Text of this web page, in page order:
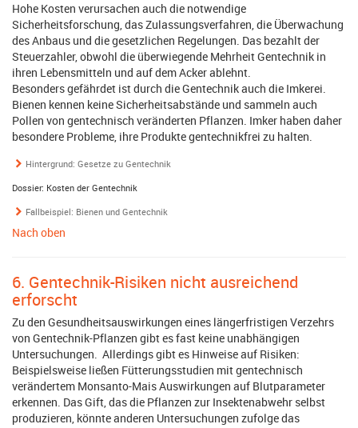
Hohe Kosten verursachen auch die notwendige
Sicherheitsforschung, das Zulassungsverfahren, die Überwachung
des Anbaus und die gesetzlichen Regelungen. Das bezahlt der
Steuerzahler, obwohl die überwiegende Mehrheit Gentechnik in
ihren Lebensmitteln und auf dem Acker ablehnt.
Besonders gefährdet ist durch die Gentechnik auch die Imkerei.
Bienen kennen keine Sicherheitsabstände und sammeln auch
Pollen von gentechnisch veränderten Pflanzen. Imker haben daher
besondere Probleme, ihre Produkte gentechnikfrei zu halten.
Hintergrund: Gesetze zu Gentechnik
Dossier: Kosten der Gentechnik
Fallbeispiel: Bienen und Gentechnik
Nach oben
6. Gentechnik-Risiken nicht ausreichend
erforscht
Zu den Gesundheitsauswirkungen eines längerfristigen Verzehrs
von Gentechnik-Pflanzen gibt es fast keine unabhängigen
Untersuchungen. Allerdings gibt es Hinweise auf Risiken:
Beispielsweise ließen Fütterungsstudien mit gentechnisch
verändertem Monsanto-Mais Auswirkungen auf Blutparameter
erkennen. Das Gift, das die Pflanzen zur Insektenabwehr selbst
produzieren, könnte anderen Untersuchungen zufolge das